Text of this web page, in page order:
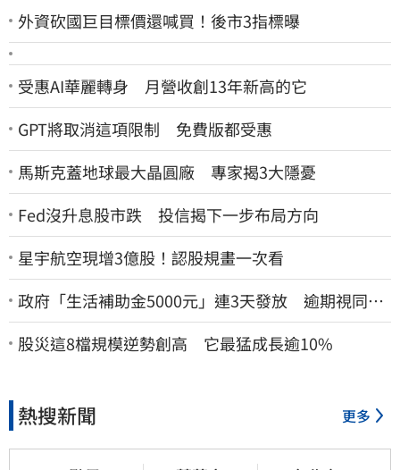
外資砍國巨目標價還喊買！後市3指標曝
受惠AI華麗轉身 月營收創13年新高的它
GPT將取消這項限制 免費版都受惠
馬斯克蓋地球最大晶圓廠 專家揭3大隱憂
Fed沒升息股市跌 投信揭下一步布局方向
星宇航空現增3億股！認股規畫一次看
政府「生活補助金5000元」連3天發放 逾期視同放
棄
股災這8檔規模逆勢創高 它最猛成長逾10%
熱搜新聞 更多